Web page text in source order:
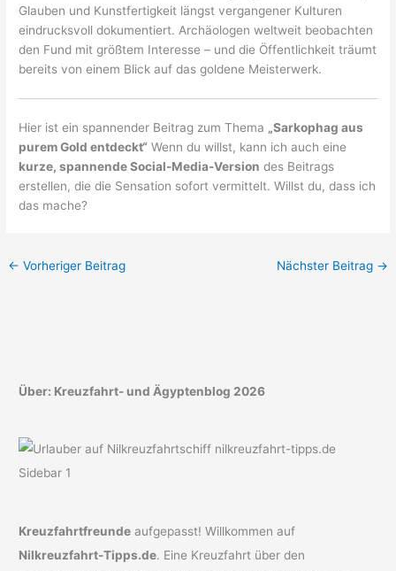
Glauben und Kunstfertigkeit längst vergangener Kulturen
eindrucksvoll dokumentiert. Archäologen weltweit beobachten
den Fund mit größtem Interesse – und die Öffentlichkeit träumt
bereits von einem Blick auf das goldene Meisterwerk.
Hier ist ein spannender Beitrag zum Thema „Sarkophag aus
purem Gold entdeckt“ Wenn du willst, kann ich auch eine
kurze, spannende Social-Media-Version des Beitrags
erstellen, die die Sensation sofort vermittelt. Willst du, dass ich
das mache?
← Vorheriger Beitrag Nächster Beitrag →
Über: Kreuzfahrt- und Ägyptenblog 2026
Kreuzfahrtfreunde aufgepasst! Willkommen auf
Nilkreuzfahrt-Tipps.de. Eine Kreuzfahrt über den